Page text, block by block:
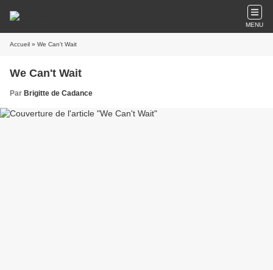
MENU
Accueil » We Can't Wait
We Can't Wait
Par Brigitte de Cadance